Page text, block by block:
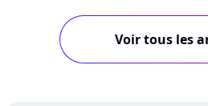
Voir tous les